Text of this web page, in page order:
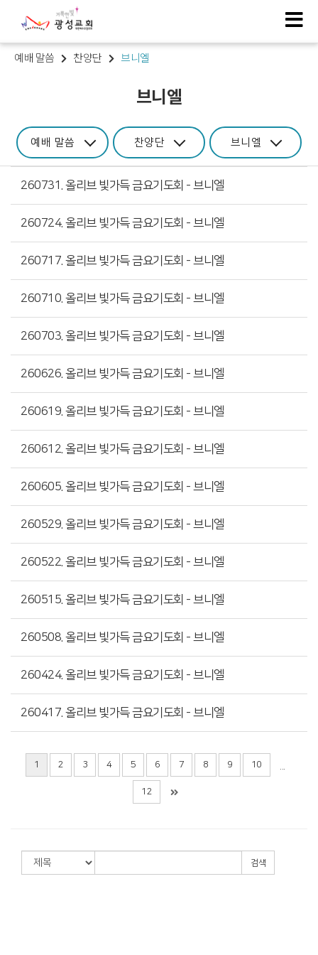
예배 말씀 찬양단 브니엘
브니엘
예배 말씀 찬양단 브니엘
260731. 올리브 빛가득 금요기도회 - 브니엘
260724. 올리브 빛가득 금요기도회 - 브니엘
260717. 올리브 빛가득 금요기도회 - 브니엘
260710. 올리브 빛가득 금요기도회 - 브니엘
260703. 올리브 빛가득 금요기도회 - 브니엘
260626. 올리브 빛가득 금요기도회 - 브니엘
260619. 올리브 빛가득 금요기도회 - 브니엘
260612. 올리브 빛가득 금요기도회 - 브니엘
260605. 올리브 빛가득 금요기도회 - 브니엘
260529. 올리브 빛가득 금요기도회 - 브니엘
260522. 올리브 빛가득 금요기도회 - 브니엘
260515. 올리브 빛가득 금요기도회 - 브니엘
260508. 올리브 빛가득 금요기도회 - 브니엘
260424. 올리브 빛가득 금요기도회 - 브니엘
260417. 올리브 빛가득 금요기도회 - 브니엘
1 2 3 4 5 6 7 8 9 10
12
검색